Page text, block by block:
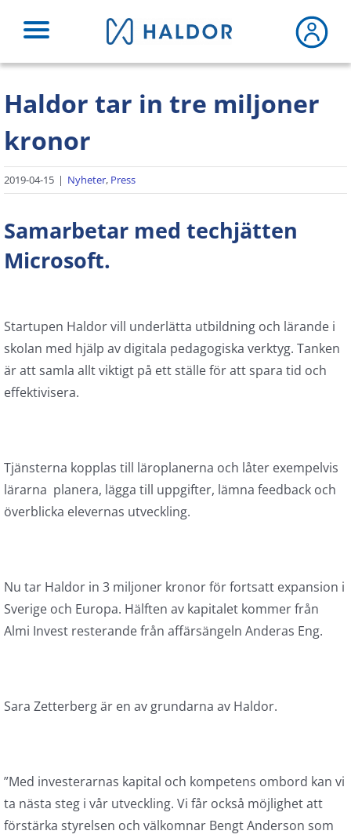
Haldor tar in tre miljoner
kronor
2019-04-15 | Nyheter, Press
Samarbetar med techjätten
Microsoft.
Startupen Haldor vill underlätta utbildning och lärande i
skolan med hjälp av digitala pedagogiska verktyg. Tanken
är att samla allt viktigt på ett ställe för att spara tid och
effektivisera.
Tjänsterna kopplas till läroplanerna och låter exempelvis
lärarna planera, lägga till uppgifter, lämna feedback och
överblicka elevernas utveckling.
Nu tar Haldor in 3 miljoner kronor för fortsatt expansion i
Sverige och Europa. Hälften av kapitalet kommer från
Almi Invest resterande från affärsängeln Anderas Eng.
Sara Zetterberg är en av grundarna av Haldor.
”Med investerarnas kapital och kompetens ombord kan vi
ta nästa steg i vår utveckling. Vi får också möjlighet att
förstärka styrelsen och välkomnar Bengt Anderson som